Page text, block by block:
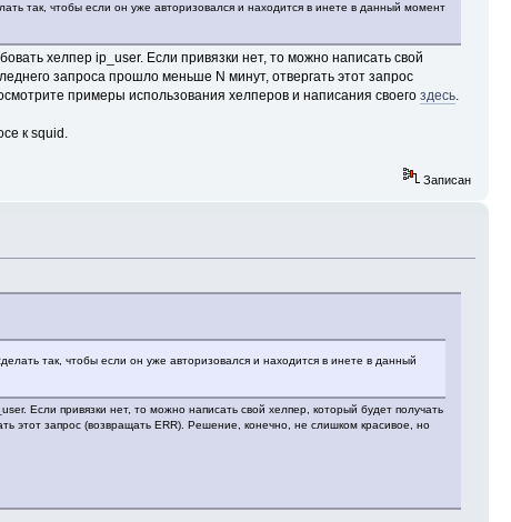
так, чтобы если он уже авторизовался и находится в инете в данный момент
хелпер ip_user. Если привязки нет, то можно написать свой
запроса прошло меньше N минут, отвергать этот запрос
примеры использования хелперов и написания своего здесь.
к squid.
Записан
так, чтобы если он уже авторизовался и находится в инете в данный
Если привязки нет, то можно написать свой хелпер, который будет получать
этот запрос (возвращать ERR). Решение, конечно, не слишком красивое, но